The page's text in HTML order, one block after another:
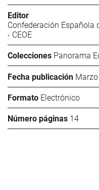
Editor
Confederación Española
- CEOE
Colecciones Panorama
Fecha publicación
Formato Electrónico
Número páginas 14